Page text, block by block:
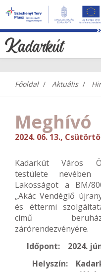
Főoldal Aktuális
Meghívó
2024. 06. 13.,
Kadarkút Város
testülete
Lakosságot a BM/
„Akác Vendéglő
és éttermi
című
zárórendezvényére.
Időpont: 2024.
Helyszín: